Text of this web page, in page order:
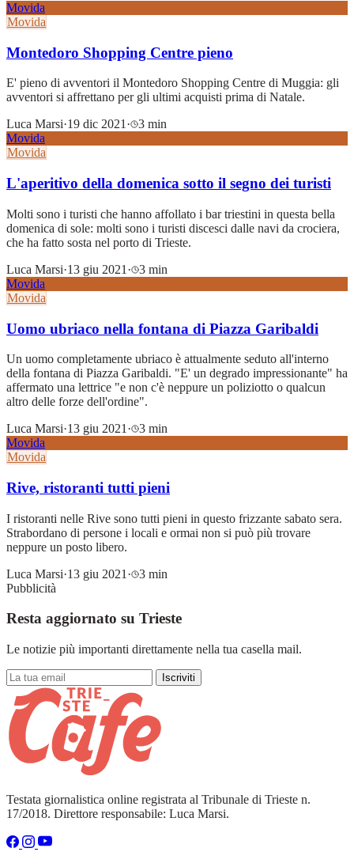
Movida
Movida
Montedoro Shopping Centre pieno
E' pieno di avventori il Montedoro Shopping Centre di Muggia: gli
avventori si affrettano per gli ultimi acquisti prima di Natale.
Luca Marsi·19 dic 2021 ·
3 min
Movida
Movida
L'aperitivo della domenica sotto il segno dei turisti
Molti sono i turisti che hanno affollato i bar triestini in questa bella
domenica di sole: molti sono i turisti discesci dalle navi da crociera,
che ha fatto sosta nel porto di Trieste.
Luca Marsi·13 giu 2021 ·
3 min
Movida
Movida
Uomo ubriaco nella fontana di Piazza Garibaldi
Un uomo completamente ubriaco è attualmente seduto all'interno
della fontana di Piazza Garibaldi. "E' un degrado impressionante" ha
affermato una lettrice "e non c'è neppure un poliziotto o qualcun
altro delle forze dell'ordine".
Luca Marsi·13 giu 2021 ·
3 min
Movida
Movida
Rive, ristoranti tutti pieni
I ristoranti nelle Rive sono tutti pieni in questo frizzante sabato sera.
Strabordano di persone i locali e ormai non si può più trovare
neppure un posto libero.
Luca Marsi·13 giu 2021 ·
3 min
Pubblicità
Resta aggiornato su Trieste
Le notizie più importanti direttamente nella tua casella mail.
Iscriviti
Testata giornalistica online registrata al Tribunale di Trieste n.
17/2018. Direttore responsabile: Luca Marsi.